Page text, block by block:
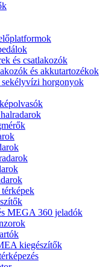
és csatlakozók
és akkutartozékok
horgonyok
MEGA 360 jeladók
kiegészítők